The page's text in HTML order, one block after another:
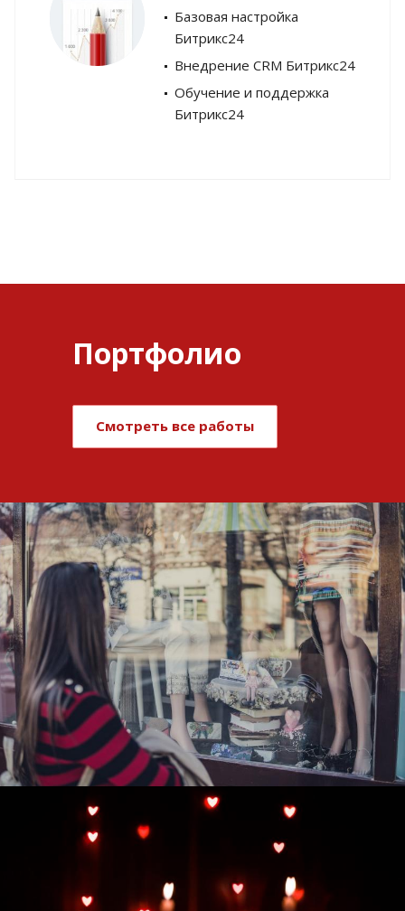
Базовая настройка
Битрикс24
Внедрение CRM Битрикс24
Обучение и поддержка
Битрикс24
Портфолио
Смотреть все работы
Развитие и поддержка интернет-
витрины StepClub
Смотреть проект